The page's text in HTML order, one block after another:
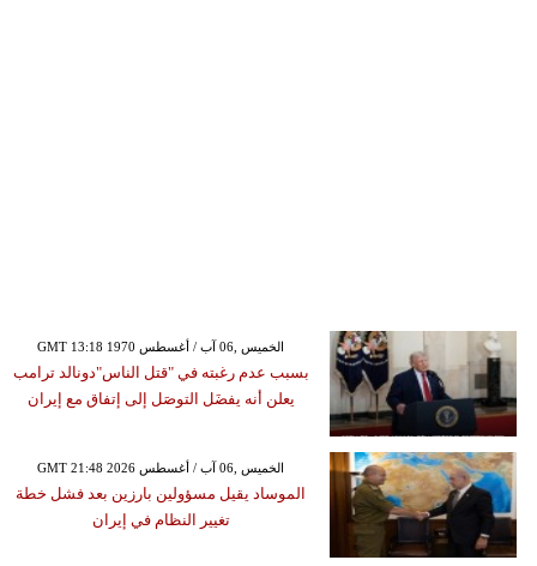
GMT 13:18 1970 الخميس ,06 آب / أغسطس
بسبب عدم رغبته في "قتل الناس"دونالد ترامب
يعلن أنه يفضَل التوصَل إلى إتفاق مع إيران
GMT 21:48 2026 الخميس ,06 آب / أغسطس
الموساد يقيل مسؤولين بارزين بعد فشل خطة
تغيير النظام في إيران